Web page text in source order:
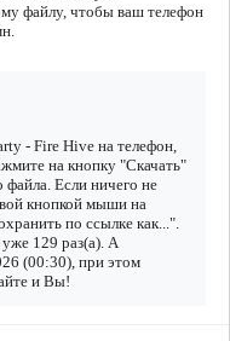
файлу, чтобы ваш телефон
- Fire Hive на телефон,
на кнопку "Скачать"
файла. Если ничего не
кнопкой мыши на
по ссылке как...".
129 раз(а). А
(00:30), при этом
и Вы!